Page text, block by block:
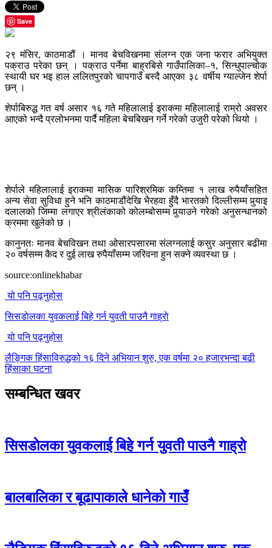
Save
२९ मंसिर, काठमाडौं । मानव बेचविखनमा संलग्न एक जना फरार अभियुक्त
पक्राउ परेका छन् । पक्राउ पर्नेमा बाह्रबिसे गाउँपालिका–१, सिन्धुपाल्चोक
स्थायी घर भइ हाल ललितपुरको चापगाउँ बस्दै आएका ३८ वर्षीय ग्याल्जेन शेर्पा
छन् ।
शेर्पाबिरुद्ध गत वर्ष असार १६ गते महिलालाई इराकमा महिलालाई राम्रो अवसर
आएको भन्दै प्रलोभनमा पार्दै महिला बेचबिखन गर्ने गरेको उजुरी परेको थियो ।
शेर्पाले महिलालाई इराकमा मासिक पारिश्रमिक कम्तिमा १ लाख रुपैयाँसहित
अन्य सेवा सुविधा हुने भनि काठमाडौंदेखि भैरहवा हुँदै भारतको दिल्लीसम्म पुर्‍याइ
दलालको जिम्मा लगाएर श्रीलंकाको कोलम्बोसम्म पुर्‍याउने गरेको अनुसन्धानको
क्रममा खुलेको छ ।
कानुनतः मानव बेचविखन तथा ओसारपसारमा संलग्नलाई कसुर अनुसार बढीमा
२० वर्षसम्म कैद र दुई लाख रुपैयाँसम्म जरिवना हुन सक्ने व्यवस्था छ ।
source:onlinekhabar
यो पनि पढ्नुहोस
सिसडाेलका युवकलाई बिहे गर्न युवती पाउनै गाह्राे
यो पनि पढ्नुहोस
लैङ्गिक हिंसाविरुद्धको १६ दिने अभियान शुरु, एक वर्षमा २० हजारभन्दा बढी
हिंसाका घटना
सम्बन्धित खवर
सिसडाेलका युवकलाई बिहे गर्न युवती पाउनै गाह्राे
बालबालिका र बूढापाकाले धानेको गाउँ